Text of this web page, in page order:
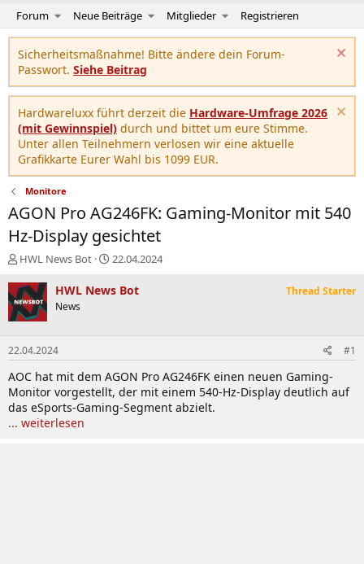
Forum Neue Beiträge Mitglieder Registrieren
Sicherheitsmaßnahme! Bitte ändere dein Forum-
Passwort. Siehe Beitrag
Hardwareluxx führt derzeit die Hardware-Umfrage 2026
(mit Gewinnspiel) durch und bittet um eure Stimme.
Unter allen Teilnehmern verlosen wir eine aktuelle
Grafikkarte Eurer Wahl bis 1099 EUR.
Monitore
AGON Pro AG246FK: Gaming-Monitor mit 540
Hz-Display gesichtet
E
s
t
e
e
r
HWL News Bot
E
s
t
a
m
22.04.2024
HWL News Bot
News
Thread Starter
22.04.2024 #1
AOC hat mit dem AGON Pro AG246FK einen neuen Gaming-
Monitor vorgestellt, der mit einem 540-Hz-Display deutlich auf
das eSports-Gaming-Segment abzielt.
... weiterlesen